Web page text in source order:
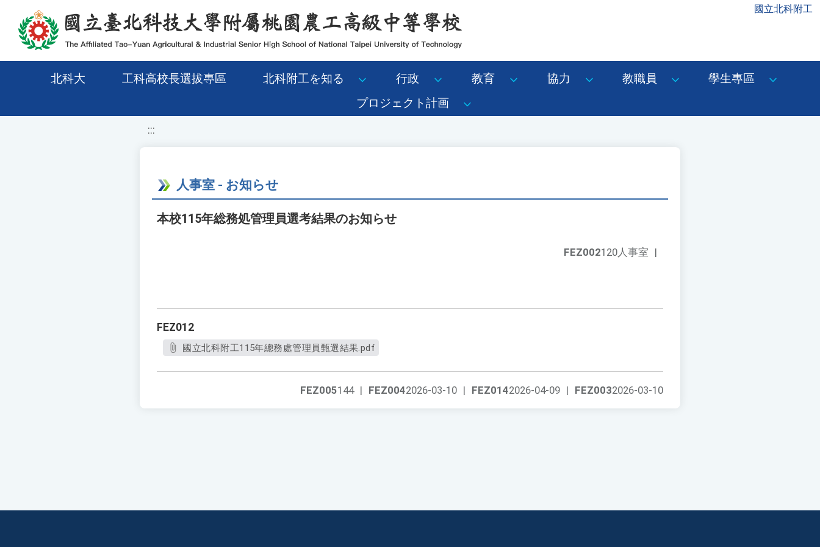
移至網頁之主要內容區位置 國立北科附工
北科大 工科高校長選拔專區 北科附工を知る 行政 教育 協力 教職員
學生專區
プロジェクト計画
:::
人事室 - お知らせ
本校115年総務処管理員選考結果のお知らせ
FEZ002120人事室 |
FEZ012
國立北科附工115年總務處管理員甄選結果.pdf
FEZ0032026-03-10
FEZ0142026-04-09 |
FEZ0042026-03-10 |
FEZ005144 |